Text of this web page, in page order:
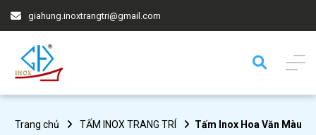
giahung.inoxtrangtri@gmail.com
Trang chủ TẤM INOX TRANG TRÍ
Tấm Inox Hoa Văn Màu